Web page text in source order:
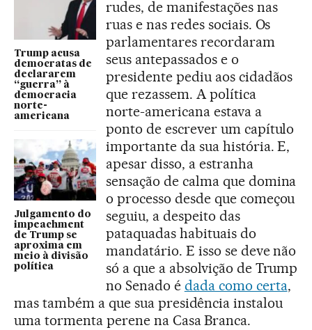
Trump acusa
democratas de
declararem
“guerra” à
democracia
norte-
americana
Julgamento do
impeachment
de Trump se
aproxima em
meio à divisão
política
rudes, de manifestações nas
ruas e nas redes sociais. Os
parlamentares recordaram
seus antepassados e o
presidente pediu aos cidadãos
que rezassem. A política
norte-americana estava a
ponto de escrever um capítulo
importante da sua história. E,
apesar disso, a estranha
sensação de calma que domina
o processo desde que começou
seguiu, a despeito das
pataquadas habituais do
mandatário. E isso se deve não
só a que a absolvição de Trump
no Senado é dada como certa,
mas também a que sua presidência instalou
uma tormenta perene na Casa Branca.